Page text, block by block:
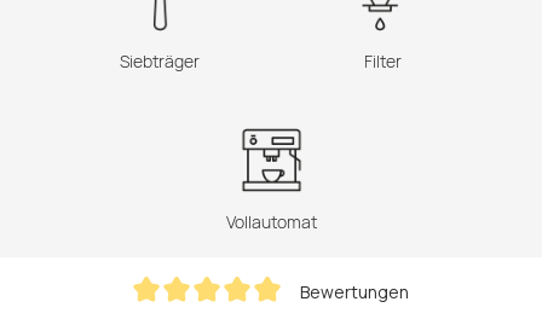
Siebträger Filter
Vollautomat
Bewertungen